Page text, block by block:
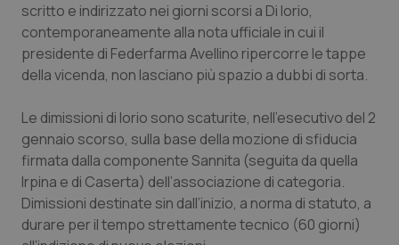
Friuli Venezia Giulia
Lazio
Liguria
Lombardia
Marche
Dermatite Atopica
Diabete & glucometri
Disturbi dell’umore
Dolore
Donna & Salute
scritto e indirizzato nei giorni scorsi a Di Iorio,
contemporaneamente alla nota ufficiale in cui il
presidente di Federfarma Avellino ripercorre le tappe
della vicenda, non lasciano più spazio a dubbi di sorta.
Le dimissioni di Iorio sono scaturite, nell’esecutivo del 2
gennaio scorso, sulla base della mozione di sfiducia
firmata dalla componente Sannita (seguita da quella
Irpina e di Caserta) dell’associazione di categoria.
Dimissioni destinate sin dall’inizio, a norma di statuto, a
durare per il tempo strettamente tecnico (60 giorni)